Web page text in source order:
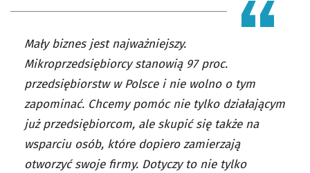
Mały biznes jest najważniejszy.
Mikroprzedsiębiorcy stanowią 97 proc.
przedsiębiorstw w Polsce i nie wolno o tym
zapominać. Chcemy pomóc nie tylko działającym
już przedsiębiorcom, ale skupić się także na
wsparciu osób, które dopiero zamierzają
otworzyć swoje firmy. Dotyczy to nie tylko